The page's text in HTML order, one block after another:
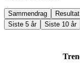
Sammendrag Resultat
Siste 5 år
Siste 10 år